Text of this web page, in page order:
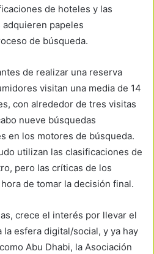
de hoteles y las
papeles
de búsqueda.
de realizar una reserva
visitan una media de 14
con alrededor de tres visitas
nueve búsquedas
en los motores de búsqueda.
utilizan las clasificaciones de
pero las críticas de los
de tomar la decisión final.
crece el interés por llevar el
esfera digital/social, y ya hay
Abu Dhabi, la Asociación